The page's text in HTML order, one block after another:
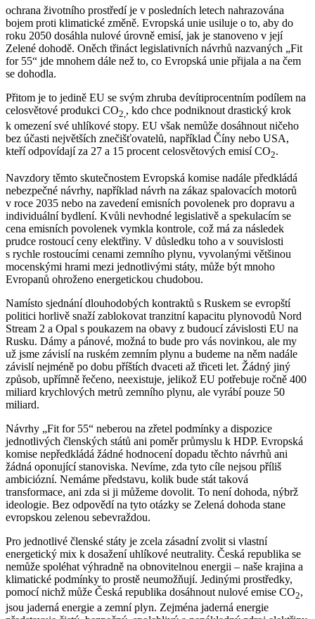
ochrana životního prostředí je v posledních letech nahrazována
bojem proti klimatické změně. Evropská unie usiluje o to, aby do
roku 2050 dosáhla nulové úrovně emisí, jak je stanoveno v její
Zelené dohodě. Oněch třináct legislativních návrhů nazvaných „Fit
for 55“ jde mnohem dále než to, co Evropská unie přijala a na čem
se dohodla.
Přitom je to jedině EU se svým zhruba devítiprocentním podílem na
celosvětové produkci CO2, , kdo chce podniknout drastický krok
k omezení své uhlíkové stopy. EU však nemůže dosáhnout ničeho
bez účasti největších znečišťovatelů, například Číny nebo USA,
kteří odpovídají za 27 a 15 procent celosvětových emisí CO2.
Navzdory těmto skutečnostem Evropská komise nadále předkládá
nebezpečné návrhy, například návrh na zákaz spalovacích motorů
v roce 2035 nebo na zavedení emisních povolenek pro dopravu a
individuální bydlení. Kvůli nevhodné legislativě a spekulacím se
cena emisních povolenek vymkla kontrole, což má za následek
prudce rostoucí ceny elektřiny. V důsledku toho a v souvislosti
s rychle rostoucími cenami zemního plynu, vyvolanými většinou
mocenskými hrami mezi jednotlivými státy, může být mnoho
Evropanů ohroženo energetickou chudobou.
Namísto sjednání dlouhodobých kontraktů s Ruskem se evropští
politici horlivě snaží zablokovat tranzitní kapacitu plynovodů Nord
Stream 2 a Opal s poukazem na obavy z budoucí závislosti EU na
Rusku. Dámy a pánové, možná to bude pro vás novinkou, ale my
už jsme závislí na ruském zemním plynu a budeme na něm nadále
závislí nejméně po dobu příštích dvaceti až třiceti let. Žádný jiný
způsob, upřímně řečeno, neexistuje, jelikož EU potřebuje ročně 400
miliard krychlových metrů zemního plynu, ale vyrábí pouze 50
miliard.
Návrhy „Fit for 55“ neberou na zřetel podmínky a dispozice
jednotlivých členských států ani poměr průmyslu k HDP. Evropská
komise nepředkládá žádné hodnocení dopadu těchto návrhů ani
žádná oponující stanoviska. Nevíme, zda tyto cíle nejsou příliš
ambiciózní. Nemáme představu, kolik bude stát taková
transformace, ani zda si ji můžeme dovolit. To není dohoda, nýbrž
ideologie. Bez odpovědí na tyto otázky se Zelená dohoda stane
evropskou zelenou sebevraždou.
Pro jednotlivé členské státy je zcela zásadní zvolit si vlastní
energetický mix k dosažení uhlíkové neutrality. Česká republika se
nemůže spoléhat výhradně na obnovitelnou energii – naše krajina a
klimatické podmínky to prostě neumožňují. Jedinými prostředky,
pomocí nichž může Česká republika dosáhnout nulové emise CO2,
jsou jaderná energie a zemní plyn. Zejména jaderná energie